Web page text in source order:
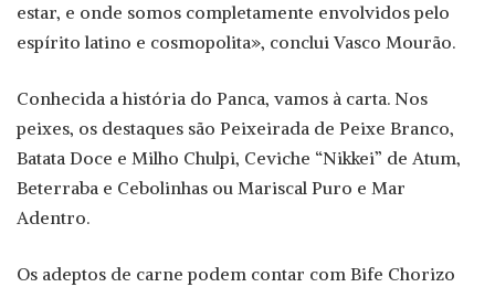
estar, e onde somos completamente envolvidos pelo
espírito latino e cosmopolita», conclui Vasco Mourão.
Conhecida a história do Panca, vamos à carta. Nos
peixes, os destaques são Peixeirada de Peixe Branco,
Batata Doce e Milho Chulpi, Ceviche “Nikkei” de Atum,
Beterraba e Cebolinhas ou Mariscal Puro e Mar
Adentro.
Os adeptos de carne podem contar com Bife Chorizo